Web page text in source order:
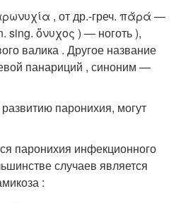
, от др.-греч. πᾰρά —
sing. ὄνυχος ) — ноготь ),
валика . Другое название
панариций , синоним —
паронихия, могут
паронихия инфекционного
случаев является
: